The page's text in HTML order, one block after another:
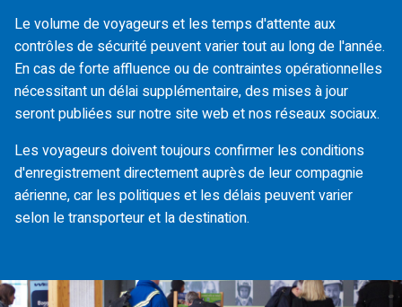
Le volume de voyageurs et les temps d'attente aux
contrôles de sécurité peuvent varier tout au long de l'année.
En cas de forte affluence ou de contraintes opérationnelles
nécessitant un délai supplémentaire, des mises à jour
seront publiées sur notre site web et nos réseaux sociaux.
Les voyageurs doivent toujours confirmer les conditions
d'enregistrement directement auprès de leur compagnie
aérienne, car les politiques et les délais peuvent varier
selon le transporteur et la destination.